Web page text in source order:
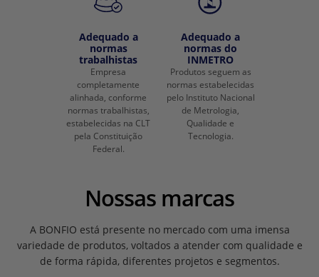
Adequado a
normas
trabalhistas
Empresa
completamente
alinhada, conforme
normas trabalhistas,
estabelecidas na CLT
pela Constituição
Federal.
Adequado a
normas do
INMETRO
Produtos seguem as
normas estabelecidas
pelo Instituto Nacional
de Metrologia,
Qualidade e
Tecnologia.
Nossas marcas
A BONFIO está presente no mercado com uma imensa
variedade de produtos, voltados a atender com qualidade e
de forma rápida, diferentes projetos e segmentos.